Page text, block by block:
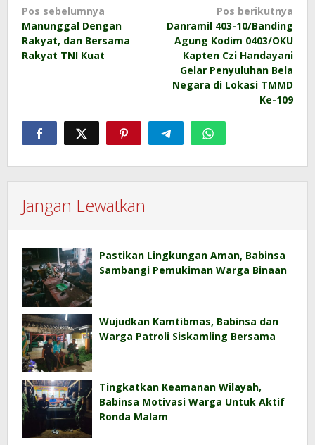
Navigasi
pos
Pos sebelumnya
Manunggal Dengan
Rakyat, dan Bersama
Rakyat TNI Kuat
Pos berikutnya
Danramil 403-10/Banding
Agung Kodim 0403/OKU
Kapten Czi Handayani
Gelar Penyuluhan Bela
Negara di Lokasi TMMD
Ke-109
Jangan Lewatkan
Pastikan Lingkungan Aman, Babinsa
Sambangi Pemukiman Warga Binaan
Wujudkan Kamtibmas, Babinsa dan
Warga Patroli Siskamling Bersama
Tingkatkan Keamanan Wilayah,
Babinsa Motivasi Warga Untuk Aktif
Ronda Malam